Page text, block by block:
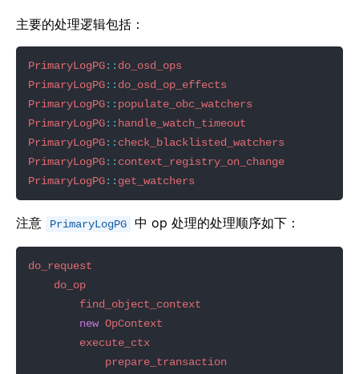
主要的处理逻辑包括：
PrimaryLogPG:: do_osd_ops
PrimaryLogPG:: do_osd_op_effects
PrimaryLogPG:: populate_obc_watchers
PrimaryLogPG:: handle_watch_timeout
PrimaryLogPG:: check_blacklisted_watchers
PrimaryLogPG:: context_registry_on_change
PrimaryLogPG:: get_watchers
注意 PrimaryLogPG 中 op 处理的处理顺序如下：
do_request
do_op
find_object_context
new OpContext
execute_ctx
prepare_transaction